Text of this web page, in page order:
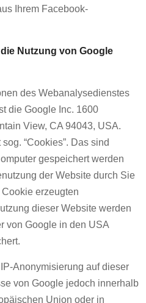
Ihrem Facebook-
Nutzung von Google
des Webanalysedienstes
die Google Inc. 1600
View, CA 94043, USA.
“Cookies”. Das sind
gespeichert werden
der Website durch Sie
erzeugten
dieser Website werden
von Google in den USA
Anonymisierung auf dieser
von Google jedoch innerhalb
Union oder in